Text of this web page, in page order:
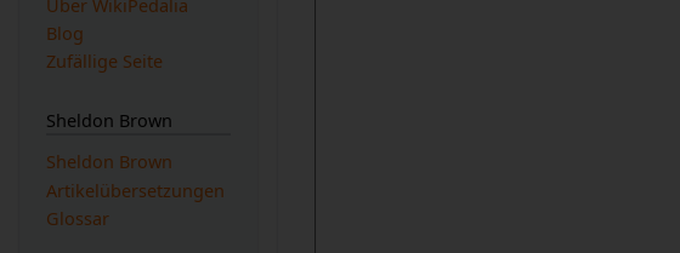
Über WikiPedalia
Blog
Zufällige Seite
Sheldon Brown
Sheldon Brown
Artikelübersetzungen
Glossar